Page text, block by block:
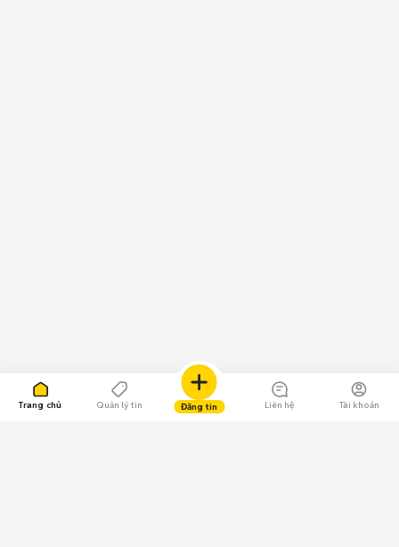
Trang chủ Quản lý tin Đăng tin Liên hệ Tài khoản